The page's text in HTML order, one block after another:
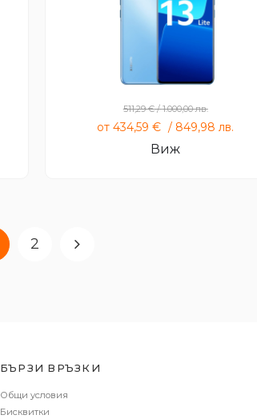
Xiaomi 13 Lite
511,29€/1.000,00лв.
от434,59€ / 849,98лв.
Виж
2
БЪРЗИ ВРЪЗКИ
Общи условия
Бисквитки